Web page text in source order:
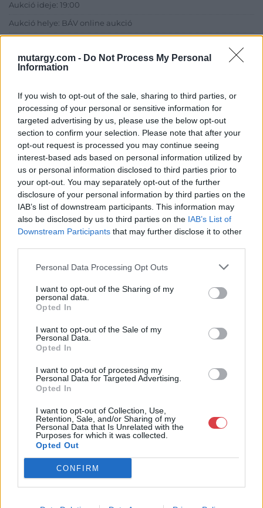
mutargy.com - Do Not Process My Personal
Information
If you wish to opt-out of the sale, sharing to third parties, or
processing of your personal or sensitive information for
targeted advertising by us, please use the below opt-out
section to confirm your selection. Please note that after your
opt-out request is processed you may continue seeing
interest-based ads based on personal information utilized by
us or personal information disclosed to third parties prior to
your opt-out. You may separately opt-out of the further
disclosure of your personal information by third parties on the
IAB’s list of downstream participants. This information may
also be disclosed by us to third parties on the IAB’s List of
Downstream Participants that may further disclose it to other
Personal Data Processing Opt Outs
I want to opt-out of the Sharing of my
personal data.
Opted In
I want to opt-out of the Sale of my
Personal Data.
Opted In
I want to opt-out of processing my
Personal Data for Targeted Advertising.
Opted In
I want to opt-out of Collection, Use,
Retention, Sale, and/or Sharing of my
Personal Data that Is Unrelated with the
Purposes for which it was collected.
Opted Out
CONFIRM
Aukció ideje: 19:00
Aukció helye: BÁV online aukció
Eladó:BÁV ART Aukciósház és
Galéria
Cím: BÁV ZRt.
1027 Budapest, Csalogány u.
23-33.
Telefon: (06 1) 331 0513
Weboldal:
Bemutatkozás: Az ország legnagyobb múltú, 240 esztendeje
jogfolytonosan működő magyar vállalkozásaként a BÁV ZRt.
óriási tapasztalatával, szakmai tekintélyével és
megújult BÁV Aukciósház mára a magyarországi
és árverési központtá vált. . Hazánk legnagyobb
műkereskedelmi üzlethálózatával rendelkező BÁV ZRt.
felkészült munkatársai a hét hat napján állnak a műtárgyat
GALÉRIA TOVÁBBI MŰTÁRGYAI
KAPCSOLÓDÓ MŰTÁRGYAK